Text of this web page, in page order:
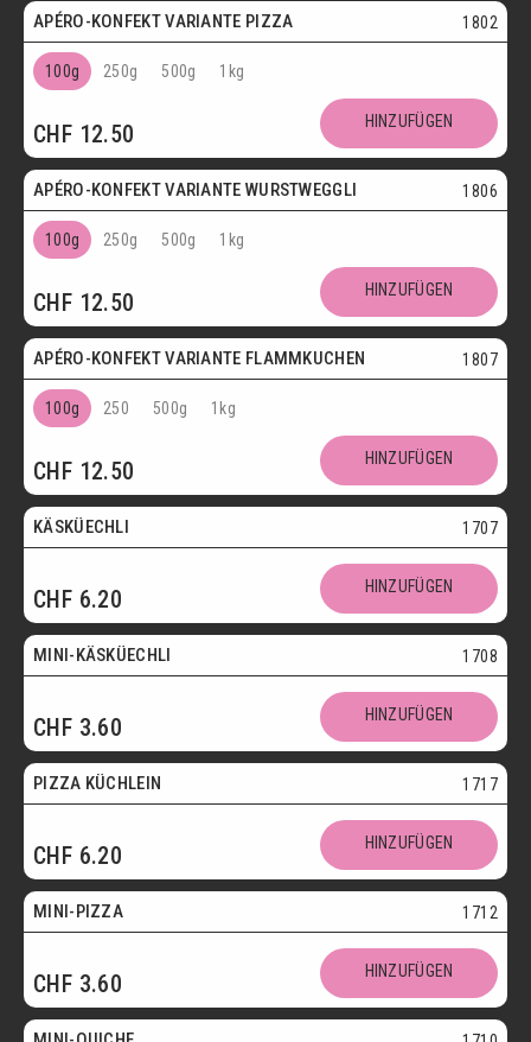
APÉRO-KONFEKT VARIANTE PIZZA 1802
100g 250g 500g 1kg
CHF 12.50 HINZUFÜGEN
APÉRO-KONFEKT VARIANTE WURSTWEGGLI 1806
100g 250g 500g 1kg
CHF 12.50 HINZUFÜGEN
APÉRO-KONFEKT VARIANTE FLAMMKUCHEN 1807
100g 250 500g 1kg
CHF 12.50 HINZUFÜGEN
Vegetarisch
KÄSKÜECHLI 1707
CHF 6.20 HINZUFÜGEN
Vegetarisch
MINI-KÄSKÜECHLI 1708
CHF 3.60 HINZUFÜGEN
bis 30.09.
PIZZA KÜCHLEIN 1717
CHF 6.20 HINZUFÜGEN
Mini
MINI-PIZZA 1712
CHF 3.60 HINZUFÜGEN
Mini